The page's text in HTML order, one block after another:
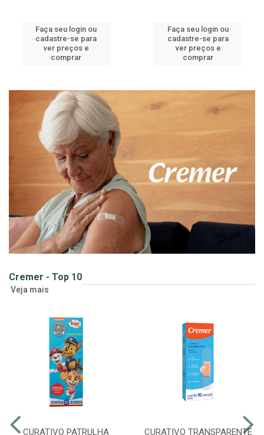
Faça seu login ou
cadastre-se para
ver preços e
Faça seu login ou
cadastre-se para
ver preços e
Cremer - Top 10
Veja mais